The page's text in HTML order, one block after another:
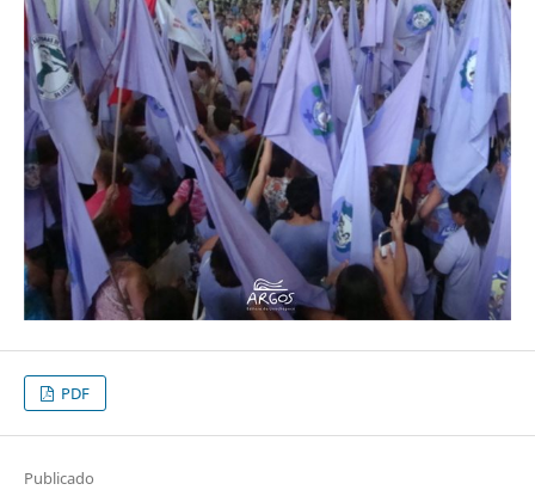
PDF
Publicado